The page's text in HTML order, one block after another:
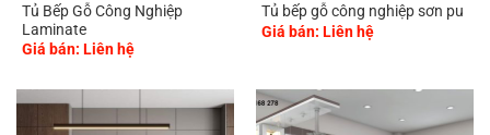
Tủ Bếp Gỗ Công Nghiệp
Laminate
Giá bán: Liên hệ
Tủ bếp gỗ công nghiệp sơn pu
Giá bán: Liên hệ